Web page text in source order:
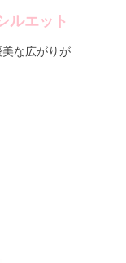
ルエット
な広がりが